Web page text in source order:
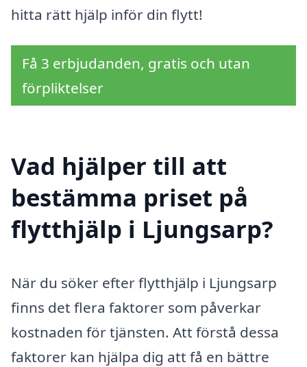
hitta rätt hjälp inför din flytt!
Få 3 erbjudanden, gratis och utan
förpliktelser
Vad hjälper till att
bestämma priset på
flytthjälp i Ljungsarp?
När du söker efter flytthjälp i Ljungsarp
finns det flera faktorer som påverkar
kostnaden för tjänsten. Att förstå dessa
faktorer kan hjälpa dig att få en bättre